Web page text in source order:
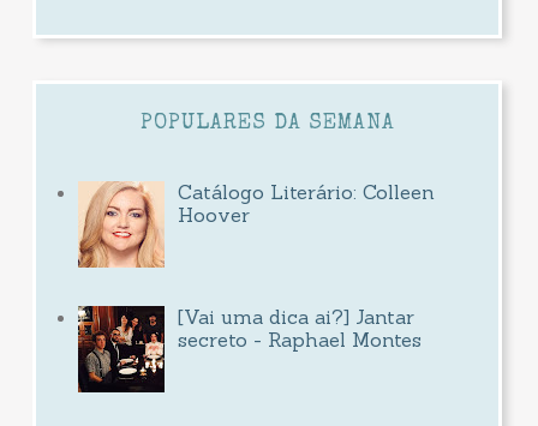
POPULARES DA SEMANA
Catálogo Literário: Colleen
Hoover
[Vai uma dica ai?] Jantar
secreto - Raphael Montes